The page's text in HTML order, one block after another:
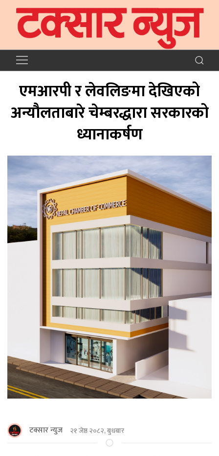
एमआरपी र लेवलिङमा देखिएको
अन्यौलताबारे चेम्बरद्धारा सरकारको
ध्यानाकर्षण
टक्सार न्युज २१ जेष्ठ २०८२, बुधबार